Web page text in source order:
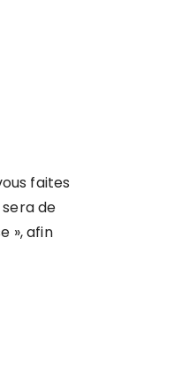
faites
de
», afin